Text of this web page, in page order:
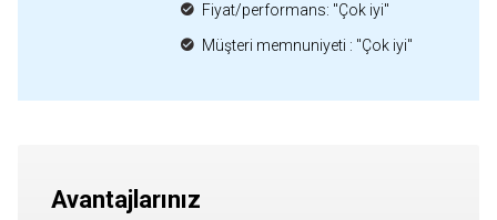
Fiyat/performans: "Çok iyi"
Müşteri memnuniyeti : "Çok iyi"
Avantajlarınız